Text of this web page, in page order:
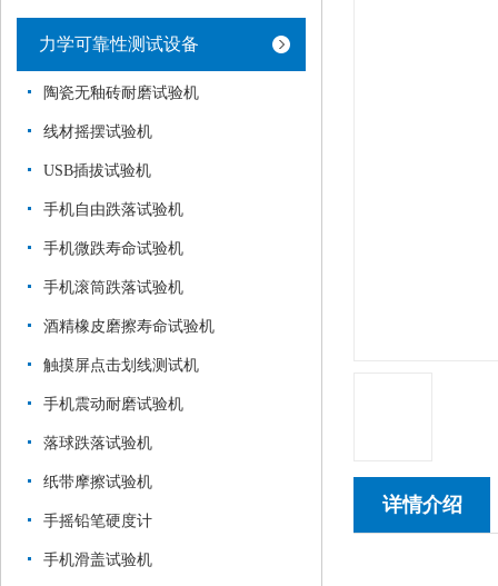
力学可靠性测试设备
陶瓷无釉砖耐磨试验机
线材摇摆试验机
USB插拔试验机
手机自由跌落试验机
手机微跌寿命试验机
手机滚筒跌落试验机
酒精橡皮磨擦寿命试验机
触摸屏点击划线测试机
手机震动耐磨试验机
落球跌落试验机
纸带摩擦试验机
手摇铅笔硬度计
手机滑盖试验机
详情介绍